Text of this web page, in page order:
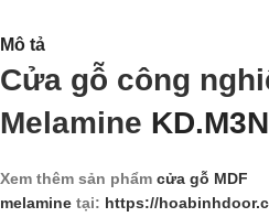
Mô tả
Cửa gỗ công
Melamine KD.M3N
Xem thêm sản phẩm cửa gỗ MDF
melamine tại: https://